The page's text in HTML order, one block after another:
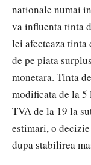
nationale numai
va influenta tinta
lei afecteaza
de pe piata
monetara. Tinta
modificata de la 5
TVA de la 19 la
estimari, o
dupa stabilirea